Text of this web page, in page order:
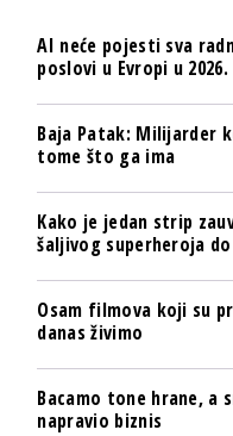
AI neće pojesti sva
poslovi u Evropi u 2026.
Baja Patak: Milijarder
tome što ga ima
Kako je jedan strip
šaljivog superheroja
Osam filmova koji su
danas živimo
Bacamo tone hrane,
napravio biznis